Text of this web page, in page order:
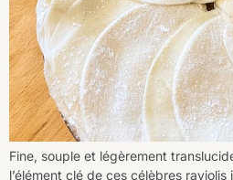
Fine, souple et légèrement
l’élément clé de ces célèbres